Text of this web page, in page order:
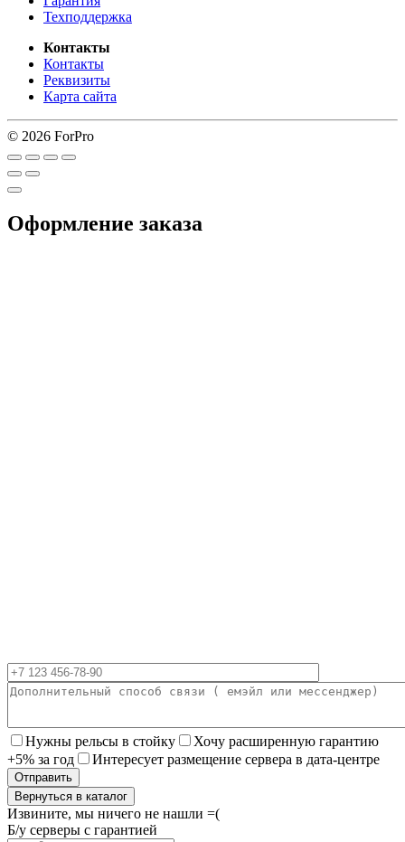
Техподдержка
Контакты
Контакты
Реквизиты
Карта сайта
© 2026 ForPro
Оформление заказа
Нужны рельсы в стойку
Хочу расширенную гарантию
+5% за год
Интересует размещение сервера в дата-центре
Вернуться в каталог
Извините, мы ничего не нашли =(
Б/у серверы с гарантией